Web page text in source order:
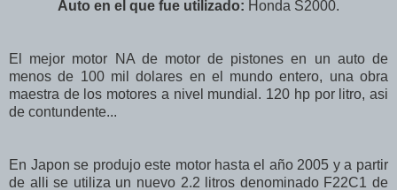
Auto en el que fue utilizado: Honda S2000.
El mejor motor NA de motor de pistones en un auto de
menos de 100 mil dolares en el mundo entero, una obra
maestra de los motores a nivel mundial. 120 hp por litro, asi
de contundente...
En Japon se produjo este motor hasta el año 2005 y a partir
de alli se utiliza un nuevo 2.2 litros denominado F22C1 de